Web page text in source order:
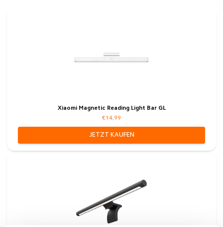
Xiaomi Magnetic Reading Light Bar GL
€14,99
JETZT KAUFEN